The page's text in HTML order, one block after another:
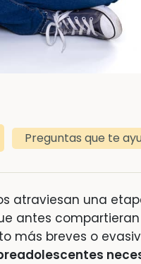
Preguntas que te
atraviesan una
antes
más breves o